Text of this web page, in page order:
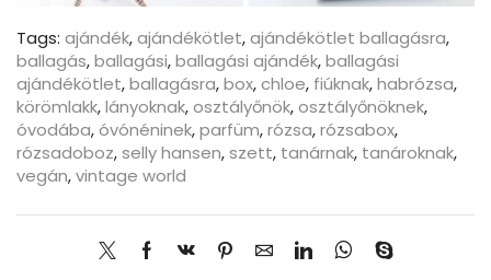
Tags: ajándék,ajándékötlet,ajándékötlet ballagásra,
ballagás,ballagási,ballagási ajándék,ballagási
ajándékötlet,ballagásra,box,chloe, fiúknak,habrózsa,
körömlakk,lányoknak,osztályőnök,osztályőnöknek,
óvodába,óvónéninek,parfüm,rózsa,rózsabox,
rózsadoboz,selly hansen,szett, tanárnak, tanároknak,
vegán,vintage world